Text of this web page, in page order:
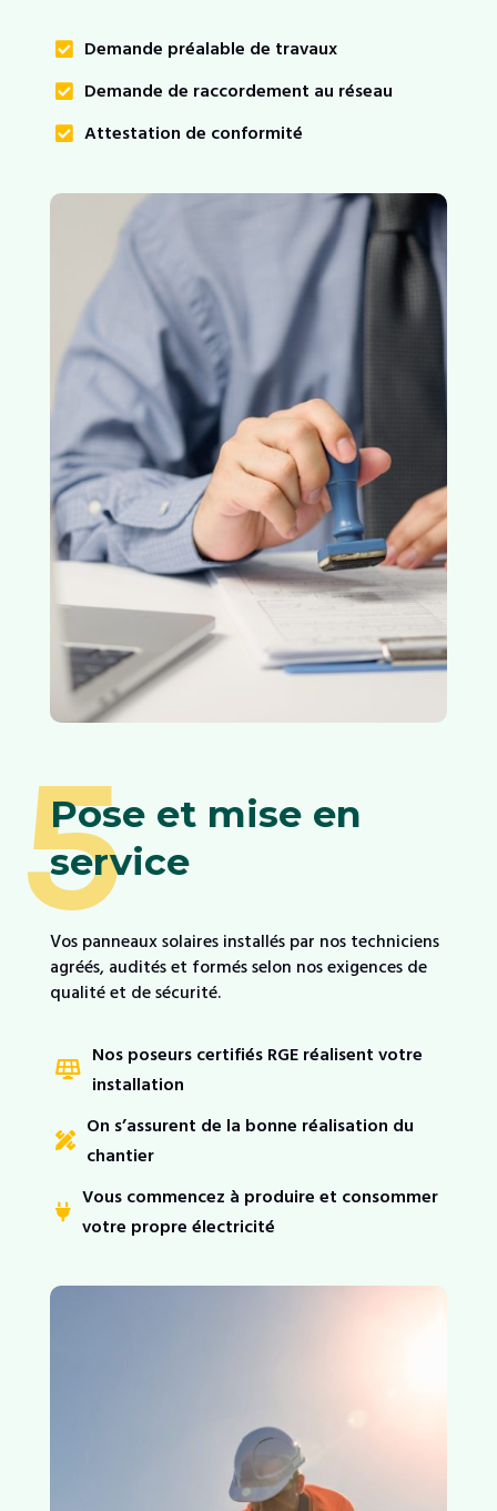
 Demande préalable de travaux
 Demande de raccordement au réseau
 Attestation de conformité
5
Pose et mise en
service
Vos panneaux solaires installés par nos techniciens
agréés, audités et formés selon nos exigences de
qualité et de sécurité.

Nos poseurs certifiés RGE réalisent votre
installation

On s’assurent de la bonne réalisation du
chantier

Vous commencez à produire et consommer
votre propre électricité